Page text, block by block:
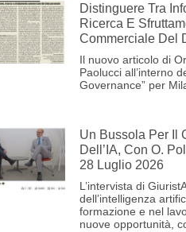
Distinguere Tra
Ricerca E
Commerciale Del
Il nuovo articolo di
Paolucci all’interno
Governance” per
Un Bussola Per Il
Dell’IA, Con O.
28 Luglio 2026
L’intervista di
dell’intelligenza
formazione e nel
nuove opportunità,